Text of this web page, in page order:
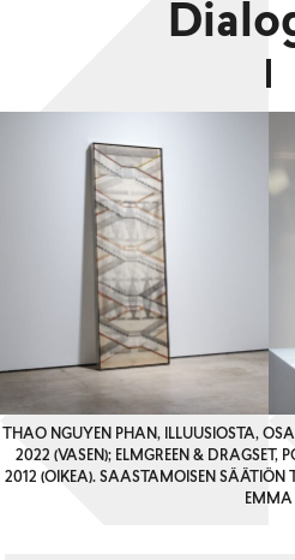
THAO NGUYEN PHAN, ILLUUSIOSTA,
2022 (VASEN); ELMGREEN & DRAGSET,
2012 (OIKEA). SAASTAMOISEN SÄÄTIÖN
EMMA